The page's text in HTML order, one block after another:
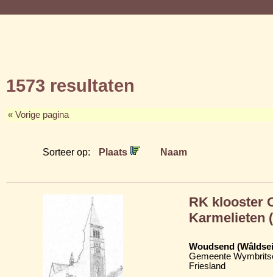
1573 resultaten
« Vorige pagina
Sorteer op: Plaats Naam
RK klooster
Karmelieten
Woudsend
Gemeente
Friesland